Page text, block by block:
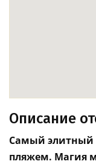
Описание
Самый элитный
пляжем. Магия